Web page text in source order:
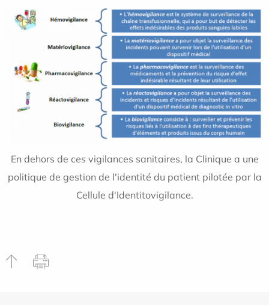
En dehors de ces vigilances sanitaires, la Clinique a une
politique de gestion de l'identité du patient pilotée par la
Cellule d'Identitovigilance.